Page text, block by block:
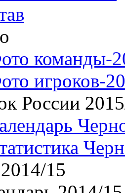
команды-
игроков-
России
15